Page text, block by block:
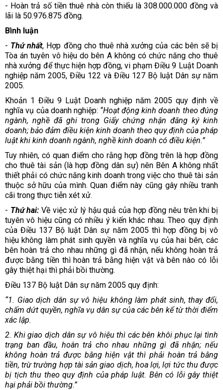
- Hoàn trả số tiền thuê nhà còn thiếu là 308.000.000 đồng và
lãi là 50.976.875 đồng.
Bình luận
- Thứ nhất, Hợp đồng cho thuê nhà xưởng của các bên sẽ bị
Tòa án tuyên vô hiệu do bên A không có chức năng cho thuê
nhà xưởng để thực hiện hợp đồng, vi phạm Điều 9 Luật Doanh
nghiệp năm 2005, Điều 122 và Điều 127 Bộ luật Dân sự năm
2005.
Khoản 1 Điều 9 Luật Doanh nghiệp năm 2005 quy định về
nghĩa vụ của doanh nghiệp: “Hoạt động kinh doanh theo đúng
ngành, nghề đã ghi trong Giấy chứng nhận đăng ký kinh
doanh; bảo đảm điều kiện kinh doanh theo quy định của pháp
luật khi kinh doanh ngành, nghề kinh doanh có điều kiện.”
Tuy nhiên, có quan điểm cho rằng hợp đồng trên là hợp đồng
cho thuê tài sản (là hợp đồng dân sự) nên Bên A không nhất
thiết phải có chức năng kinh doanh trong việc cho thuê tài sản
thuộc sở hữu của mình. Quan điểm này cũng gây nhiều tranh
cãi trong thực tiễn xét xử.
- Thứ hai: Về việc xử lý hậu quả của hợp đồng nêu trên khi bị
tuyên vô hiệu cũng có nhiều ý kiến khác nhau. Theo quy định
của Điều 137 Bộ luật Dân sự năm 2005 thì hợp đồng bị vô
hiệu không làm phát sinh quyền và nghĩa vụ của hai bên, các
bên hoàn trả cho nhau những gì đã nhận, nếu không hoàn trả
được bằng tiền thì hoàn trả bằng hiện vật và bên nào có lỗi
gây thiệt hại thì phải bồi thường.
Điều 137 Bộ luật Dân sự năm 2005 quy định:
“1. Giao dịch dân sự vô hiệu không làm phát sinh, thay đổi,
chấm dứt quyền, nghĩa vụ dân sự của các bên kể từ thời điểm
xác lập.
2. Khi giao dịch dân sự vô hiệu thì các bên khôi phục lại tình
trạng ban đầu, hoàn trả cho nhau những gì đã nhận; nếu
không hoàn trả được bằng hiện vật thì phải hoàn trả bằng
tiền, trừ trường hợp tài sản giao dịch, hoa lợi, lợi tức thu được
bị tịch thu theo quy định của pháp luật. Bên có lỗi gây thiệt
hại phải bồi thường.”